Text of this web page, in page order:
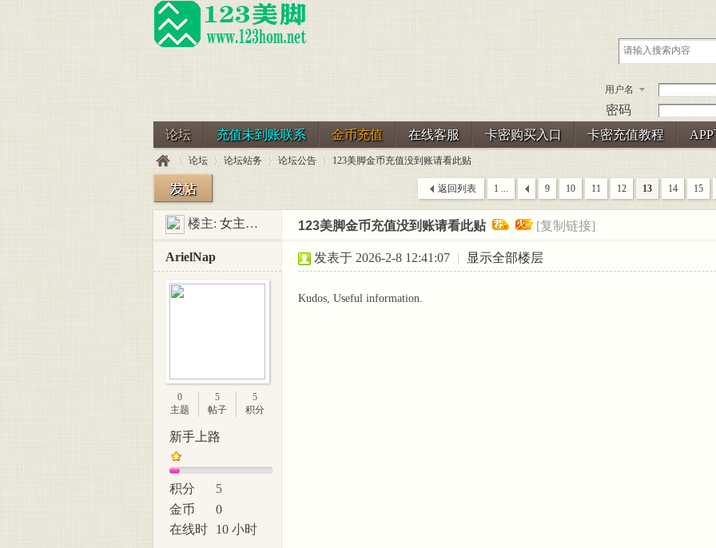
用户名
密码
论坛
充值未到账联系 金币充值 在线客服 卡密购买入口 卡密充值教程
123 »
论坛
›
论坛站务 论坛公告
›
123美脚金币充值没到账请看此贴
1 ... 9 10 11 12 13 14 15
返回列表
楼主: 女主之家-二麻子 123美脚金币充值没到账请看此贴 [复制链接]
ArielNap
0
主题
5
帖子
5
积分
新手上路
积分
5
金币
0
在线时
10 小时
发表于 2026-2-8 12:41:07 | 显示全部楼层
Kudos, Useful information.